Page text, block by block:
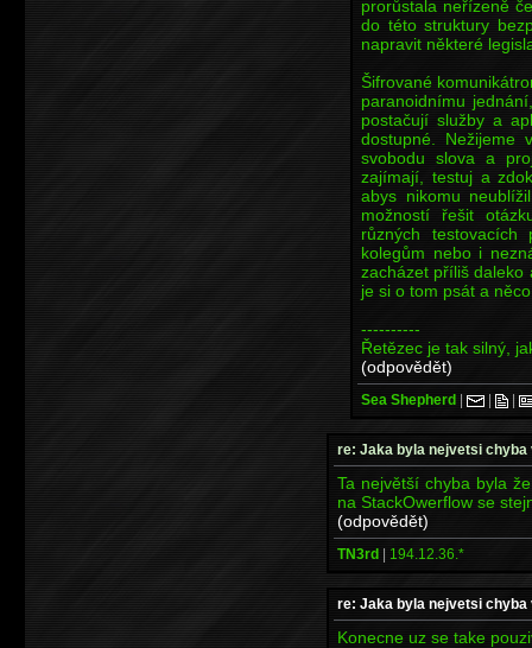
prorůstala neřízeně
do této struktury
napravit některé
Šifrované
paranoidnímu
postačují služby a
dostupné. Nežijeme
svobodu slova a
zajímají, testuj a
abys nikomu
možností řešit
různých
kolegům nebo i
zacházet příliš daleko
je si o tom psát a
----------
Řetězec je tak silný,
(odpovědět)
Sea Shepherd | | |
re: Jaka byla nejvetsi chyba
Ta největší chyba byla
na StackOwerflow se
(odpovědět)
TN3rd | 194.12.36.*
re: Jaka byla nejvetsi chyba
Konecne uz se take